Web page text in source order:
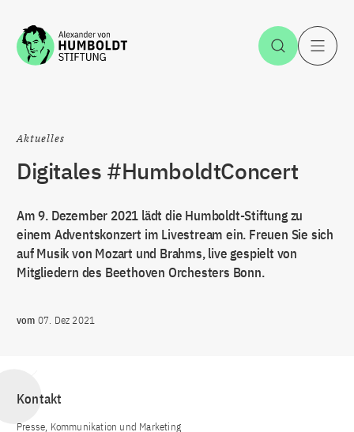
Zum Inhalt springen Suche
Aktuelles
Digitales #HumboldtConcert
Am 9. Dezember 2021 lädt die Humboldt-Stiftung zu
einem Adventskonzert im Livestream ein. Freuen Sie sich
auf Musik von Mozart und Brahms, live gespielt von
Mitgliedern des Beethoven Orchesters Bonn.
vom 07. Dez 2021
Kontakt
Presse, Kommunikation und Marketing